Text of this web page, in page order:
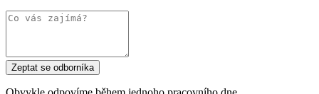
Zeptat se odborníka